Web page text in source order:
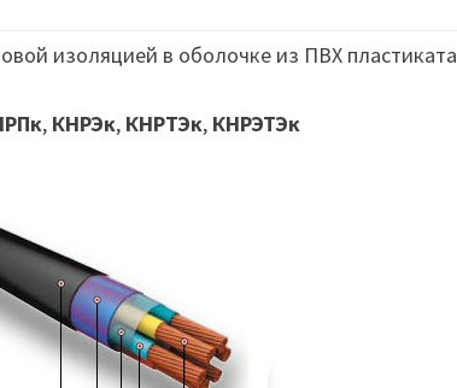
изоляцией в оболочке из ПВХ пластиката
, КНРЭк, КНРТЭк, КНРЭТЭк